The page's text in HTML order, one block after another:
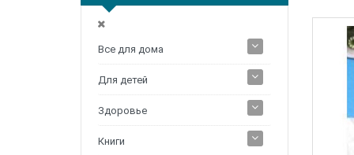
Все для дома
Для детей
Здоровье
Книги